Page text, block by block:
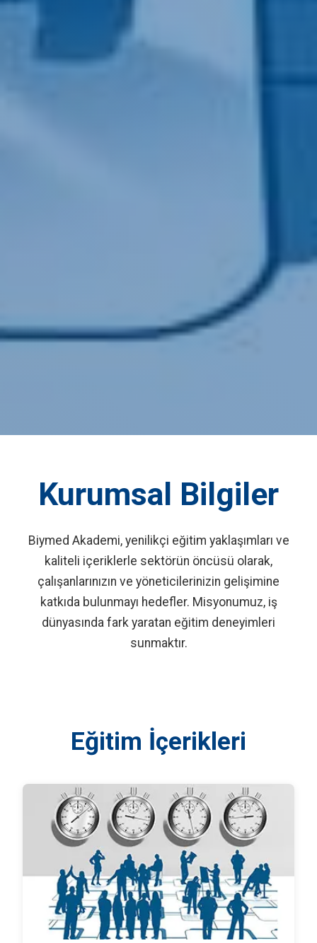
Kurumsal Bilgiler
Biymed Akademi, yenilikçi eğitim yaklaşımları ve
kaliteli içeriklerle sektörün öncüsü olarak,
çalışanlarınızın ve yöneticilerinizin gelişimine
katkıda bulunmayı hedefler. Misyonumuz, iş
dünyasında fark yaratan eğitim deneyimleri
sunmaktır.
Eğitim İçerikleri